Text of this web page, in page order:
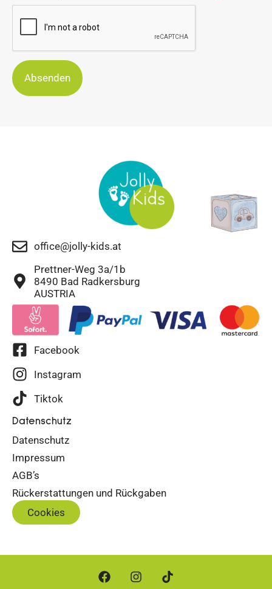
Absenden
office@jolly-kids.at
Prettner-Weg 3a/1b
8490 Bad Radkersburg
AUSTRIA
Facebook
Instagram
Tiktok
Datenschutz
Datenschutz
Impressum
AGB’s
Rückerstattungen und Rückgaben
Cookies